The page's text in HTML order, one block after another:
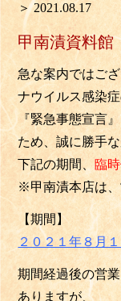
＞ 2021.08.17
甲南漬資料館
急な案内ではご
ナウイルス感染
『緊急事態宣言
ため、誠に勝手
下記の期間、臨
※甲南漬本店は
【期間】
２０２１年８月
期間経過後の営
ありますが、